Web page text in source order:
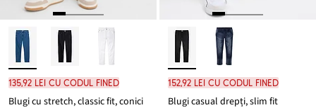
135,92 lei cu codul FINED
Blugi cu stretch, classic fit, conici
152,92 lei cu codul FINED
Blugi casual drepți, slim fit